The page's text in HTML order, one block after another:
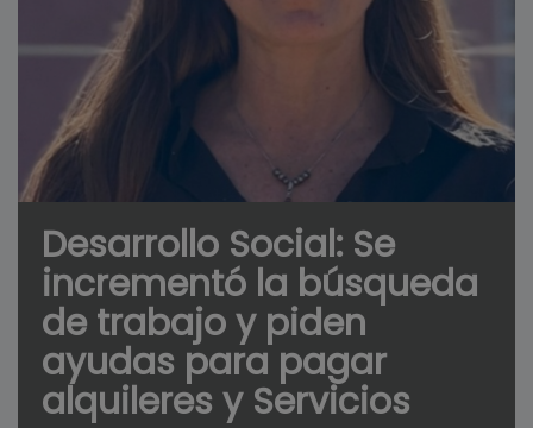
Desarrollo Social: Se
incrementó la búsqueda
de trabajo y piden
ayudas para pagar
alquileres y Servicios